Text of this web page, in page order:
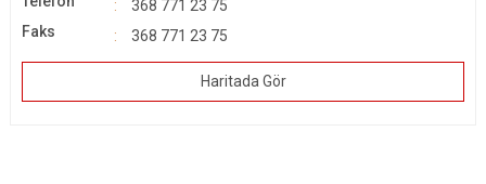
368 771 23 75
Faks
368 771 23 75
Haritada Gör